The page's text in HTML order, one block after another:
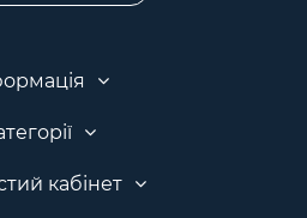
кабінет